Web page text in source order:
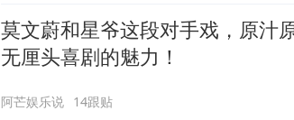
莫文蔚和星爷这段对手戏，原汁
无厘头喜剧的魅力！
阿芒娱乐说 14跟贴